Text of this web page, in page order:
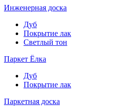
Инженерная доска
Дуб
Покрытие лак
Светлый тон
Паркет Ёлка
Дуб
Покрытие лак
Паркетная доска